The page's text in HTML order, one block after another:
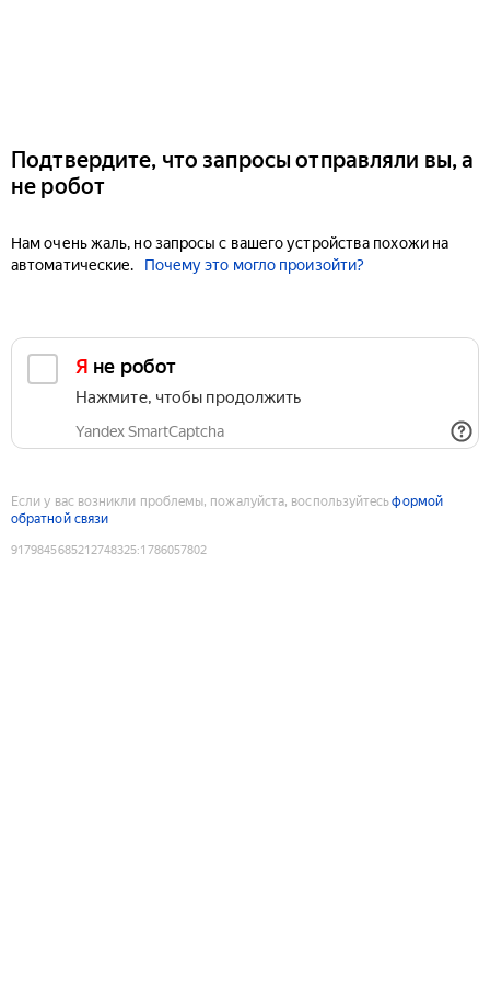
Подтвердите, что запросы отправляли вы, а
не робот
Нам очень жаль, но запросы с вашего устройства похожи на
автоматические.
Почему это могло произойти?
Я не робот
Нажмите, чтобы продолжить
Yandex SmartCaptcha
Если у вас возникли проблемы, пожалуйста, воспользуйтесьформой
обратной связи
9179845685212748325:1786057802